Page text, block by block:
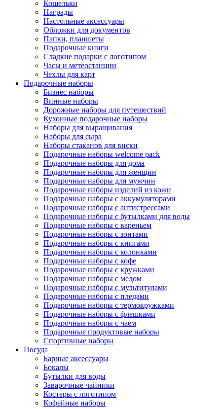
Кошельки
Награды
Настольные аксессуары
Обложки для документов
Папки, планшеты
Подарочные книги
Сладкие подарки с логотипом
Часы и метеостанции
Чехлы для карт
Подарочные наборы
Бизнес наборы
Винные наборы
Дорожные наборы для путешествий
Кухонные подарочные наборы
Наборы для выращивания
Наборы для сыра
Наборы стаканов для виски
Подарочные наборы welcome pack
Подарочные наборы для дома
Подарочные наборы для женщин
Подарочные наборы для мужчин
Подарочные наборы изделий из кожи
Подарочные наборы с аккумуляторами
Подарочные наборы с антистрессами
Подарочные наборы с бутылками для воды
Подарочные наборы с вареньем
Подарочные наборы с зонтами
Подарочные наборы с книгами
Подарочные наборы с колонками
Подарочные наборы с кофе
Подарочные наборы с кружками
Подарочные наборы с медом
Подарочные наборы с мультитулами
Подарочные наборы с пледами
Подарочные наборы с термокружками
Подарочные наборы с флешками
Подарочные наборы с чаем
Подарочные продуктовые наборы
Спортивные наборы
Посуда
Барные аксессуары
Бокалы
Бутылки для воды
Заварочные чайники
Костеры с логотипом
Кофейные наборы